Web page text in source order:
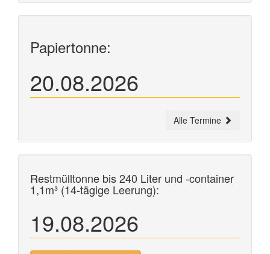
Papiertonne:
20.08.2026
Alle Termine
Restmülltonne bis 240 Liter und -container
1,1m³ (14-tägige Leerung):
19.08.2026